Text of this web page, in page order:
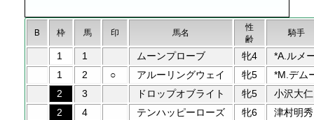
B 枠 馬 印 馬名
性
齢
騎手
1 1 ムーンプローブ 牝4
*A.ルメ
1
2 ○ アルーリングウェイ 牝5
*M.デム
2
3 ドロップオブライト 牝5
小沢大仁
2
4 テンハッピーローズ 牝6
津村明秀